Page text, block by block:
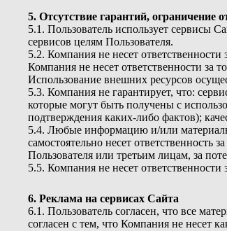
5. Отсутствие гарантий, ограничение
5.1. Пользователь использует сервисы
сервисов целям Пользователя.
5.2. Компания не несет
Компания не несет ответственности за
Использование внешних ресурсов
5.3. Компания не гарантирует, что:
которые могут быть получены с
подтверждения каких-либо фактов);
5.4. Любые информацию и/или
самостоятельно несет
Пользователя или третьим лицам, за
5.5. Компания не несет
6. Реклама на сервисах Сайта
6.1. Пользователь согласен, что все
согласен с тем, что Компания не несет